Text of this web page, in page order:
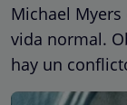
Michael
vida normal.
hay un